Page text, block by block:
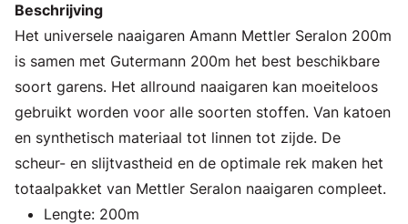
Beschrijving
Het universele naaigaren Amann Mettler Seralon 200m
is samen met Gutermann 200m het best beschikbare
soort garens. Het allround naaigaren kan moeiteloos
gebruikt worden voor alle soorten stoffen. Van katoen
en synthetisch materiaal tot linnen tot zijde. De
scheur- en slijtvastheid en de optimale rek maken het
totaalpakket van Mettler Seralon naaigaren compleet.
Lengte: 200m